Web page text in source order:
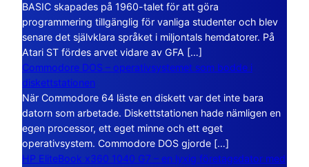
BASIC skapades på 1960-talet för att göra
programmering tillgänglig för vanliga studenter och blev
senare det självklara språket i miljontals hemdatorer. På
Atari ST fördes arvet vidare av GFA […]
Commodore DOS – operativsystemet som bodde i
diskettstationen
När Commodore 64 läste en diskett var det inte bara
datorn som arbetade. Diskettstationen hade nämligen en
egen processor, ett eget minne och ett eget
operativsystem. Commodore DOS gjorde […]
HP EliteBook x360 1040 G7 – en lyxig företagsdator med